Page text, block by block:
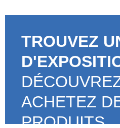
TROUVEZ
ACHETEZ
PRODUITS